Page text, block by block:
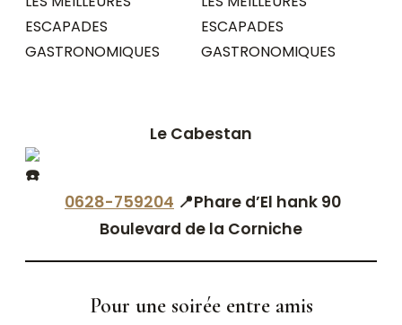
Le Cabestan
0628-759204 📍Phare d’El hank 90
Boulevard de la Corniche
Pour une soirée entre amis